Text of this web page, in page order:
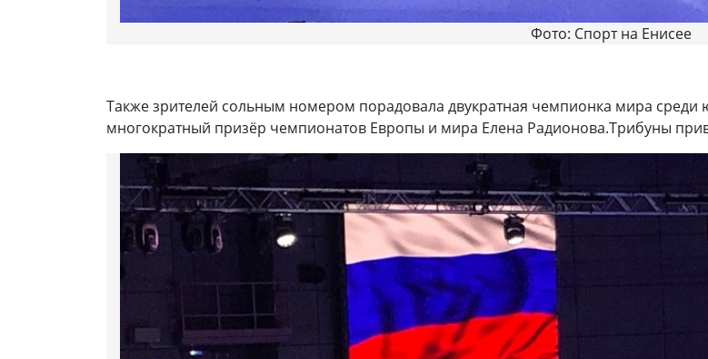
Фото: Спорт на Енисее
Также зрителей сольным номером порадовала двукратная чемпионка мира
многократный призёр чемпионатов Европы и мира Елена Радионова.Трибуны